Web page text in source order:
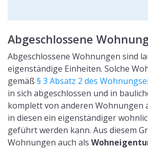
Abgeschlossene
Abgeschlossene Wohnungen sind
eigenständige Einheiten. Solche
gemäß § 3 Absatz 2 des
in sich abgeschlossen und in
komplett von anderen Wohnungen
in diesen ein eigenständiger
geführt werden kann. Aus diesem
Wohnungen auch als